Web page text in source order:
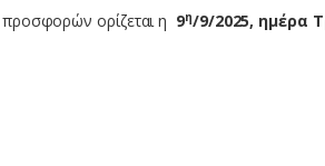
ορίζεται η 9η/9/2025, ημέρα